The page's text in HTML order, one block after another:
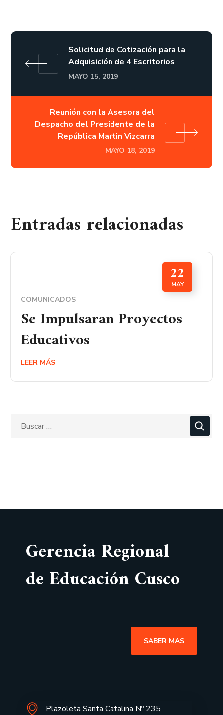
Solicitud de Cotización para la
Adquisición de 4 Escritorios
MAYO 15, 2019
Reunión con la Asesora del
Despacho del Presidente de la
República Martin Vizcarra
MAYO 18, 2019
Entradas relacionadas
22
MAY
COMUNICADOS
Se Impulsaran Proyectos
Educativos
LEER MÁS
Gerencia Regional
de Educación Cusco
SABER MAS
Plazoleta Santa Catalina Nº 235